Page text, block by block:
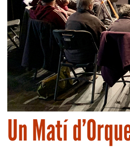
Un Matí